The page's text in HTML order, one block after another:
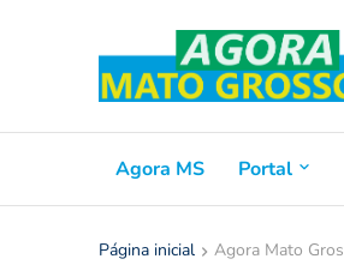
Agora MS Portal
Página inicial Agora Mato